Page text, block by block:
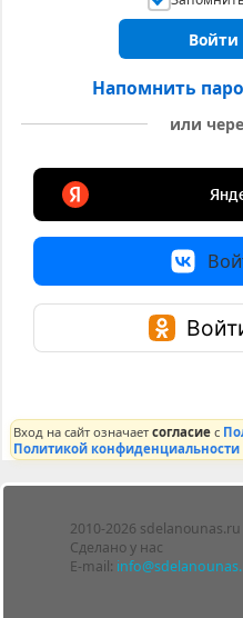
Войти
Напомнить
или
Вход на сайт означаетсогласие с
Политикой конфиденциальности
2010-2026
Сделано у нас
E-mail:
Блоги
Люди
Политика